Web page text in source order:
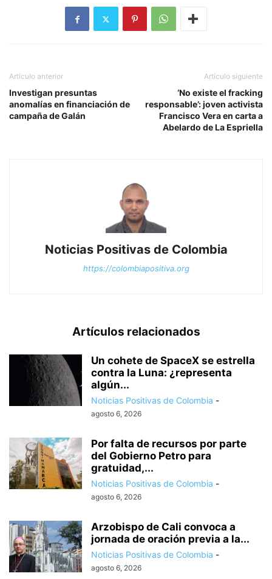
Artículo anterior
Investigan presuntas
anomalías en financiación de
campaña de Galán
Artículo siguiente
‘No existe el fracking
responsable’: joven activista
Francisco Vera en carta a
Abelardo de La Espriella
Noticias Positivas de Colombia
https://colombiapositiva.org
Artículos relacionados
Un cohete de SpaceX se estrella
contra la Luna: ¿representa
algún...
Noticias Positivas de Colombia -
agosto 6, 2026
Por falta de recursos por parte
del Gobierno Petro para
gratuidad,...
Noticias Positivas de Colombia -
agosto 6, 2026
Arzobispo de Cali convoca a
jornada de oración previa a la...
Noticias Positivas de Colombia -
agosto 6, 2026